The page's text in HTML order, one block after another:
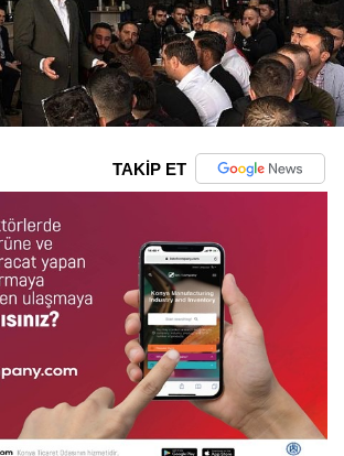
TAKİP ET